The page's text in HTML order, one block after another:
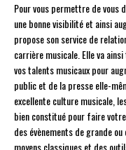
Pour vous permettre de
une bonne visibilité et ainsi
propose son service de
carrière musicale. Elle va
vos talents musicaux pour
public et de la presse elle-
excellente culture musicale,
bien constitué pour faire
des évènements de grande
moyens classiques et des